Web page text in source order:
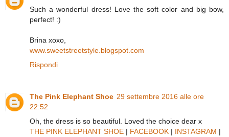
Such a wonderful dress! Love the soft color and big bow,
perfect! :)
Brina xoxo,
www.sweetstreetstyle.blogspot.com
Rispondi
The Pink Elephant Shoe 29 settembre 2016 alle ore
22:52
Oh, the dress is so beautiful. Loved the choice dear x
THE PINK ELEPHANT SHOE | FACEBOOK | INSTAGRAM |